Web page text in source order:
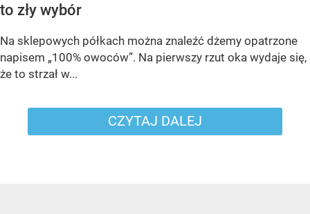
to zły wybór
Na sklepowych półkach można znaleźć dżemy opatrzone
napisem „100% owoców”. Na pierwszy rzut oka wydaje się,
że to strzał w...
CZYTAJ DALEJ